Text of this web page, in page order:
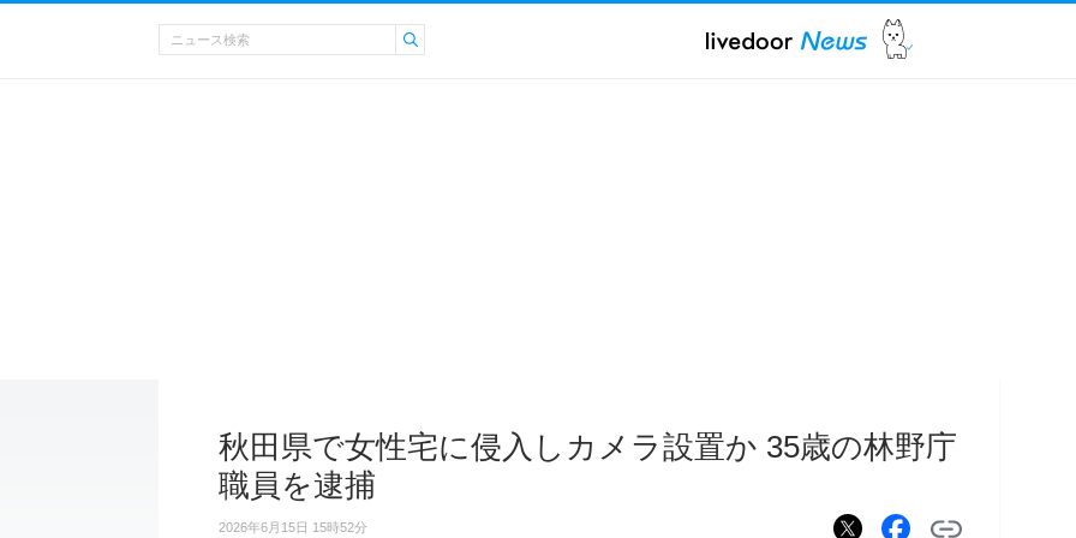
秋田県で女性宅に侵入しカメラ設置か 35歳の林野庁
職員を逮捕
2026年6月15日 15時52分